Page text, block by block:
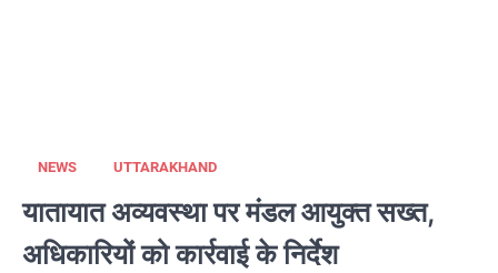
NEWS UTTARAKHAND
यातायात अव्यवस्था पर मंडल आयुक्त सख्त,
अधिकारियों को कार्रवाई के निर्देश